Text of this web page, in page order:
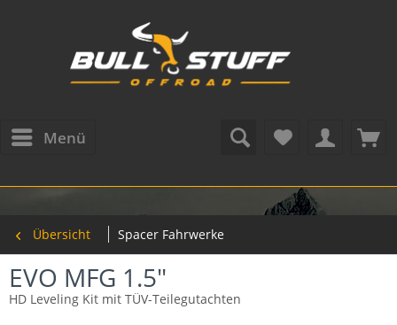
Menü
Übersicht Spacer Fahrwerke
EVO MFG 1.5"
HD Leveling Kit mit TÜV-Teilegutachten